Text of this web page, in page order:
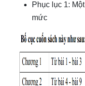
Phục lục 1:
mức